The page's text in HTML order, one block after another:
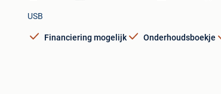
USB
Financiering mogelijk Onderhoudsboekje